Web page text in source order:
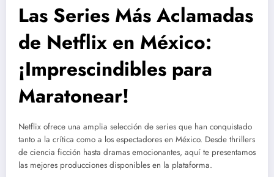
Las Series Más Aclamadas
de Netflix en México:
¡Imprescindibles para
Maratonear!
Netflix ofrece una amplia selección de series que han conquistado
tanto a la crítica como a los espectadores en México. Desde thrillers
de ciencia ficción hasta dramas emocionantes, aquí te presentamos
las mejores producciones disponibles en la plataforma.